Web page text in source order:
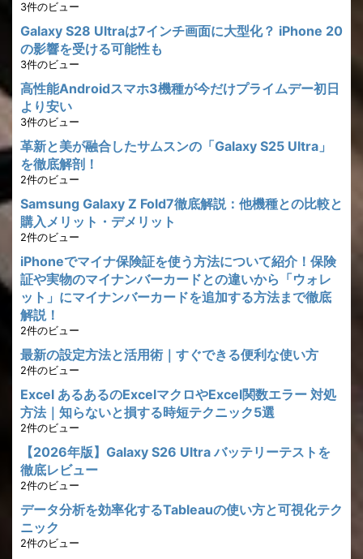
3件のビュー
Galaxy S28 Ultraは7インチ画面に大型化？ iPhone 20
の影響を受ける可能性も
3件のビュー
高性能Androidスマホ3機種が今だけプライムデー初日
より安い
3件のビュー
革新と美が融合したサムスンの「Galaxy S25 Ultra」
を徹底解剖！
2件のビュー
Samsung Galaxy Z Fold7徹底解説：他機種との比較と
購入メリット・デメリット
2件のビュー
iPhoneでマイナ保険証を使う方法について紹介！保険
証や実物のマイナンバーカードとの違いから「ウォレ
ット」にマイナンバーカードを追加する方法まで徹底
解説！
2件のビュー
最新の設定方法と活用術｜すぐできる便利な使い方
2件のビュー
Excel あるあるのExcelマクロやExcel関数エラー 対処
方法｜知らないと損する時短テクニック5選
2件のビュー
【2026年版】Galaxy S26 Ultra バッテリーテストを
徹底レビュー
2件のビュー
データ分析を効率化するTableauの使い方と可視化テク
ニック
2件のビュー